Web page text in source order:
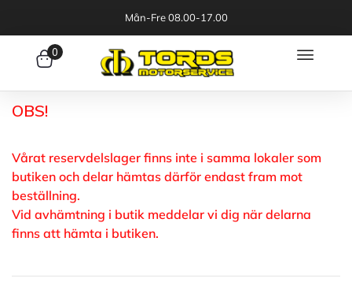
Mån-Fre 08.00-17.00
0
OBS!
Vårat reservdelslager finns inte i samma lokaler som
butiken och delar hämtas därför endast fram mot
beställning.
Vid avhämtning i butik meddelar vi dig när delarna
finns att hämta i butiken.